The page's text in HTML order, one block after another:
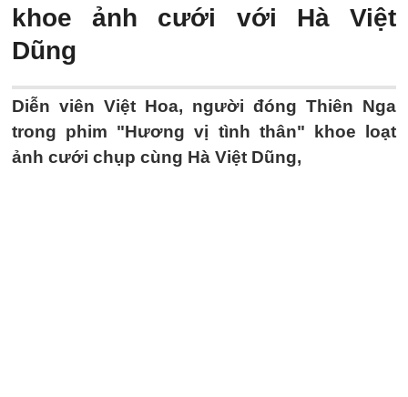
khoe ảnh cưới với Hà Việt
Dũng
Diễn viên Việt Hoa, người đóng Thiên Nga
trong phim "Hương vị tình thân" khoe loạt
ảnh cưới chụp cùng Hà Việt Dũng,